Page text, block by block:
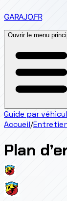
GARAJO.FR
Ouvrir le menu
Guide par
Accueil/
Plan